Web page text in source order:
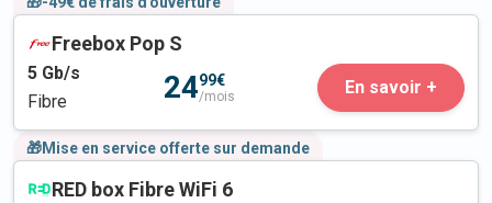
Freebox Pop S
5 Gb/s
Fibre
2499€
/mois En savoir +
🎁Mise en service offerte sur demande
RED box Fibre WiFi 6